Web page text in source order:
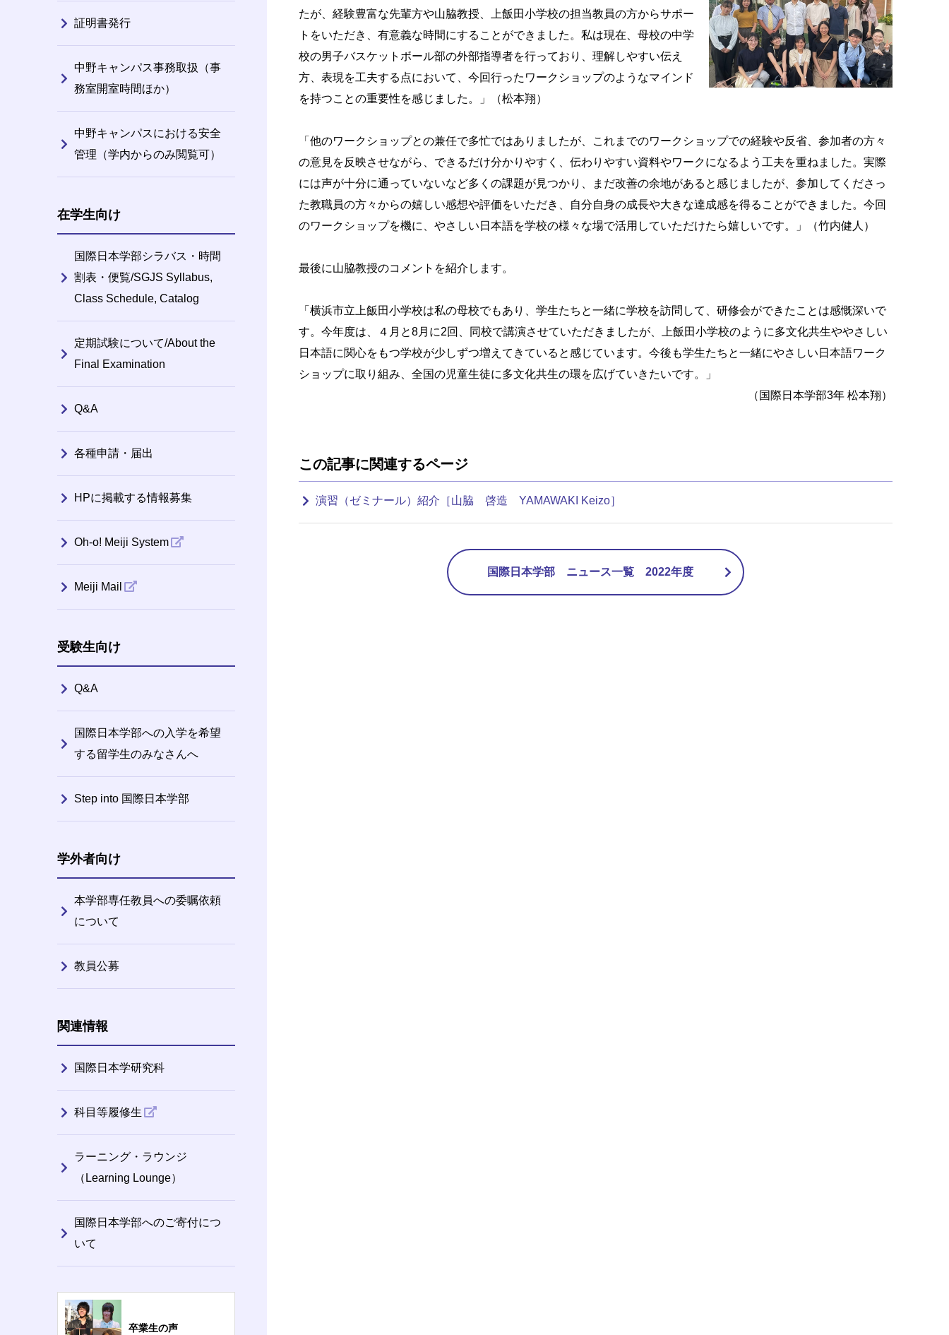
たが、経験豊富な先輩方や山脇教授、上飯田小学校の担当教員の方からサポー
トをいただき、有意義な時間にすることができました。私は現在、母校の中学
校の男子バスケットボール部の外部指導者を行っており、理解しやすい伝え
方、表現を工夫する点において、今回行ったワークショップのようなマインド
を持つことの重要性を感じました。」（松本翔）
「他のワークショップとの兼任で多忙ではありましたが、これまでのワークショップでの経験や反省、参加者の方々
の意見を反映させながら、できるだけ分かりやすく、伝わりやすい資料やワークになるよう工夫を重ねました。実際
には声が十分に通っていないなど多くの課題が見つかり、まだ改善の余地があると感じましたが、参加してくださっ
た教職員の方々からの嬉しい感想や評価をいただき、自分自身の成長や大きな達成感を得ることができました。今回
のワークショップを機に、やさしい日本語を学校の様々な場で活用していただけたら嬉しいです。」（竹内健人）
最後に山脇教授のコメントを紹介します。
「横浜市立上飯田小学校は私の母校でもあり、学生たちと一緒に学校を訪問して、研修会ができたことは感慨深いで
す。今年度は、４月と8月に2回、同校で講演させていただきましたが、上飯田小学校のように多文化共生ややさしい
日本語に関心をもつ学校が少しずつ増えてきていると感じています。今後も学生たちと一緒にやさしい日本語ワーク
ショップに取り組み、全国の児童生徒に多文化共生の環を広げていきたいです。」
（国際日本学部3年 松本翔）
この記事に関連するページ
演習（ゼミナール）紹介［山脇 啓造 YAMAWAKI Keizo］
国際日本学部 ニュース一覧 2022年度
証明書発行
中野キャンパス事務取扱（事
務室開室時間ほか）
中野キャンパスにおける安全
管理（学内からのみ閲覧可）
在学生向け
国際日本学部シラバス・時間
割表・便覧/SGJS Syllabus,
Class Schedule, Catalog
定期試験について/About the
Final Examination
Q&A
各種申請・届出
HPに掲載する情報募集
Oh-o! Meiji System
Meiji Mail
受験生向け
Q&A
国際日本学部への入学を希望
する留学生のみなさんへ
Step into 国際日本学部
学外者向け
本学部専任教員への委嘱依頼
について
教員公募
関連情報
国際日本学研究科
科目等履修生
ラーニング・ラウンジ
（Learning Lounge）
国際日本学部へのご寄付につ
いて
卒業生の声